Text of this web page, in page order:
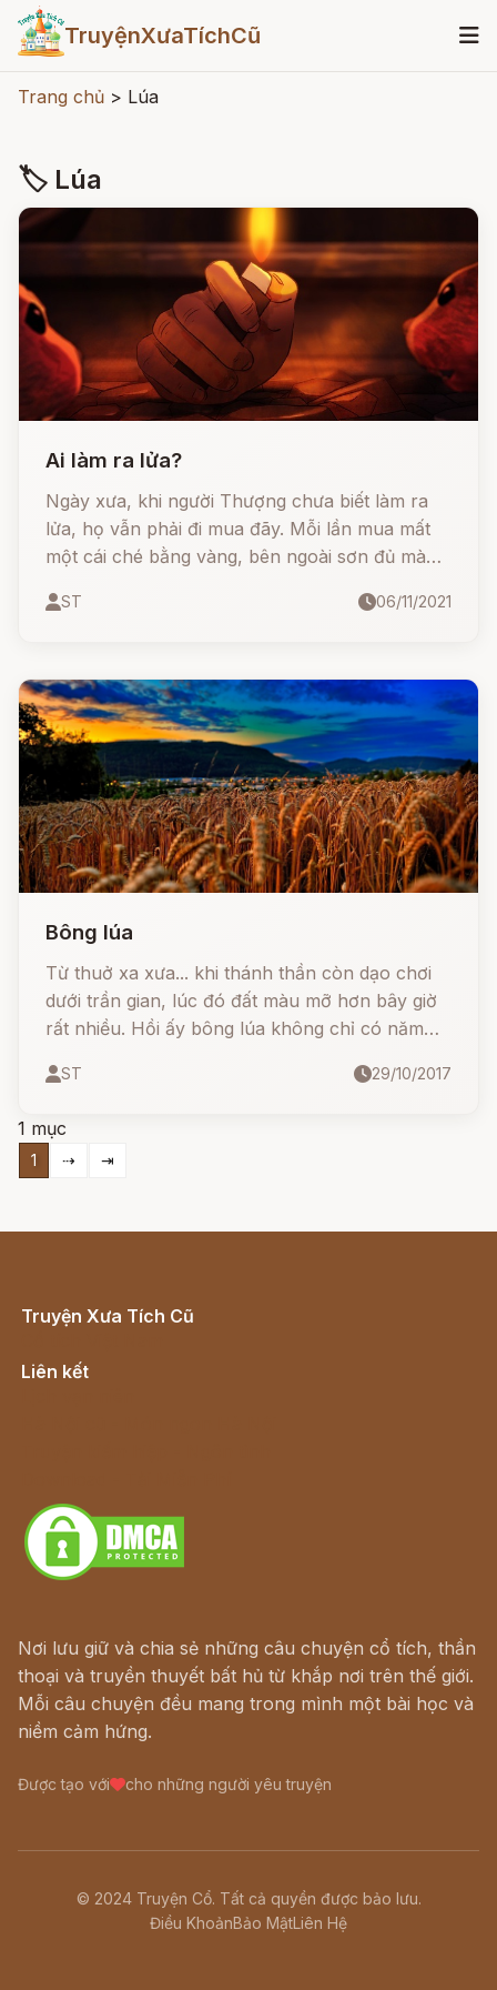
TruyệnXưaTíchCũ
Trang chủ > Lúa
🏷 Lúa
Ai làm ra lửa?
Ngày xưa, khi người Thượng chưa biết làm ra
lửa, họ vẫn phải đi mua đãy. Mỗi lần mua mất
một cái ché bằng vàng, bên ngoài sơn đủ màu
ST 06/11/2021
Bông lúa
Từ thuở xa xưa... khi thánh thần còn dạo chơi
dưới trần gian, lúc đó đất màu mỡ hơn bây giờ
rất nhiều. Hồi ấy bông lúa không chỉ có năm
ST 29/10/2017
1 mục
1 ⇢ ⇥
Truyện Xưa Tích Cũ
Liên kết
Nơi lưu giữ và chia sẻ những câu chuyện cổ tích, thần
thoại và truyền thuyết bất hủ từ khắp nơi trên thế giới.
Mỗi câu chuyện đều mang trong mình một bài học và
niềm cảm hứng.
Được tạo với cho những người yêu truyện
© 2024 Truyện Cổ. Tất cả quyền được bảo lưu.
Điều KhoảnBảo MậtLiên Hệ